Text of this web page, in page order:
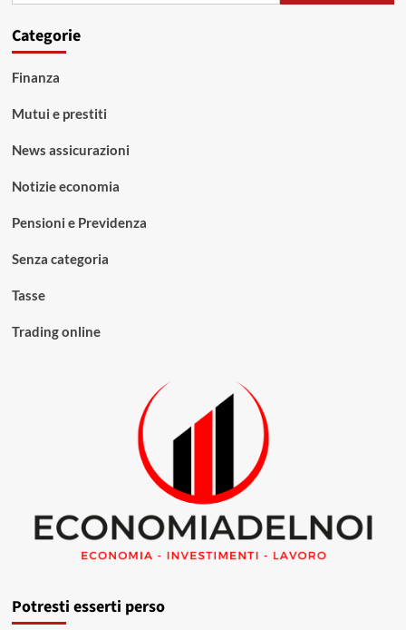
Categorie
Finanza
Mutui e prestiti
News assicurazioni
Notizie economia
Pensioni e Previdenza
Senza categoria
Tasse
Trading online
Potresti esserti perso